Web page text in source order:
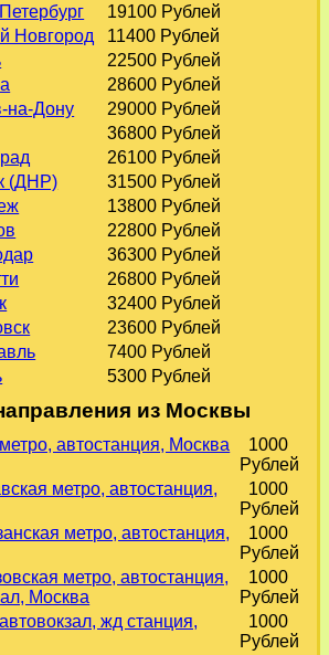
19100 Рублей
Новгород
11400 Рублей
22500 Рублей
28600 Рублей
на-Дону
29000 Рублей
36800 Рублей
26100 Рублей
(ДНР)
31500 Рублей
13800 Рублей
22800 Рублей
36300 Рублей
26800 Рублей
32400 Рублей
23600 Рублей
7400 Рублей
5300 Рублей
из Москвы
автостанция, Москва
1000
Рублей
метро, автостанция,
1000
Рублей
метро, автостанция,
1000
Рублей
метро, автостанция,
Москва
1000
Рублей
жд станция,
1000
Рублей